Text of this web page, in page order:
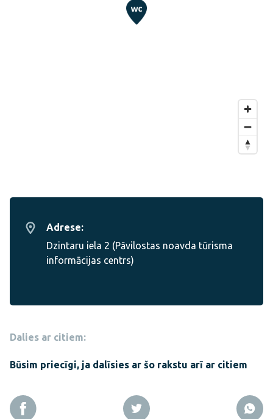
Adrese:
Dzintaru iela 2 (Pāvilostas noavda tūrisma
informācijas centrs)
Dalies ar citiem:
Būsim priecīgi, ja dalīsies ar šo rakstu arī ar citiem